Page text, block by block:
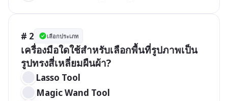
# 2 เลือกประเภท
เครื่องมือใดใช้สำหรับเลือกพื้นที่รูปภาพเป็น
รูปทรงสี่เหลี่ยมผืนผ้า?
Lasso Tool
Magic Wand Tool